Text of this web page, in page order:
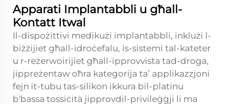
Apparati Implantabbli u għall-
Kontatt Itwal
Il-dispożittivi medikużi implantabbli, inklużi l-
biżżijiet għall-idroċefalu, is-sistemi tal-kateter
u r-reżerwoirijiet għall-ipprovvista tad-droga,
jippreżentaw oħra kategorija ta’ applikazzjoni
fejn it-tubu tas-silikon ikkura bil-platinu
b'bassa tossiċità jipprovdil-privileġġji li ma